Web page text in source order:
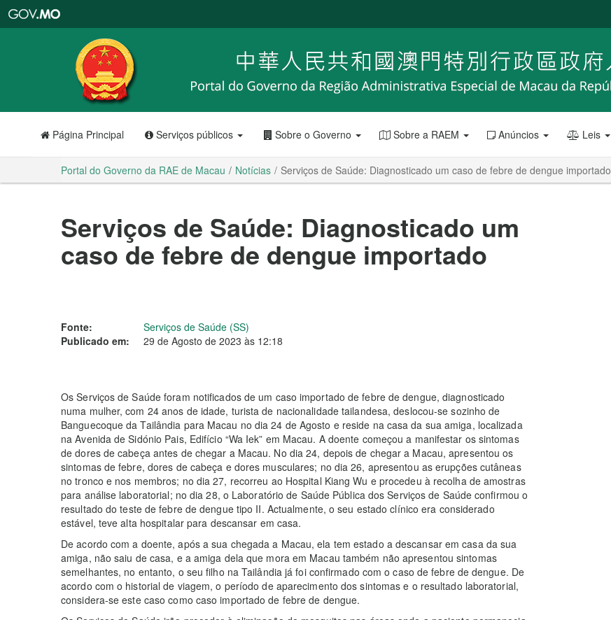
RAE
de
Macau
Página Principal Serviços públicos Sobre o Governo Sobre a RAEM Anúncios Leis
Portal do Governo da RAE de Macau Notícias Serviços de Saúde: Diagnosticado um caso de febre de dengue importado
Serviços de Saúde: Diagnosticado um
caso de febre de dengue importado
Fonte:
Serviços de Saúde (SS)
Publicado em:
29 de Agosto de 2023 às 12:18
Os Serviços de Saúde foram notificados de um caso importado de febre de dengue, diagnosticado
numa mulher, com 24 anos de idade, turista de nacionalidade tailandesa, deslocou-se sozinho de
Banguecoque da Tailândia para Macau no dia 24 de Agosto e reside na casa da sua amiga, localizada
na Avenida de Sidónio Pais, Edifício “Wa Iek” em Macau. A doente começou a manifestar os sintomas
de dores de cabeça antes de chegar a Macau. No dia 24, depois de chegar a Macau, apresentou os
sintomas de febre, dores de cabeça e dores musculares; no dia 26, apresentou as erupções cutâneas
no tronco e nos membros; no dia 27, recorreu ao Hospital Kiang Wu e procedeu à recolha de amostras
para análise laboratorial; no dia 28, o Laboratório de Saúde Pública dos Serviços de Saúde confirmou o
resultado do teste de febre de dengue tipo II. Actualmente, o seu estado clínico era considerado
estável, teve alta hospitalar para descansar em casa.
De acordo com a doente, após a sua chegada a Macau, ela tem estado a descansar em casa da sua
amiga, não saiu de casa, e a amiga dela que mora em Macau também não apresentou sintomas
semelhantes, no entanto, o seu filho na Tailândia já foi confirmado com o caso de febre de dengue. De
acordo com o historial de viagem, o período de aparecimento dos sintomas e o resultado laboratorial,
considera-se este caso como caso importado de febre de dengue.